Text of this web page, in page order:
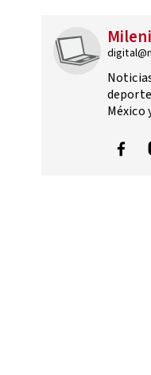
México